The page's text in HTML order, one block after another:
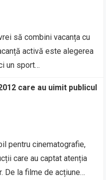
să combini vacanța cu
activă este alegerea
un sport…
care au uimit publicul
pentru cinematografie,
care au captat atenția
De la filme de acțiune…